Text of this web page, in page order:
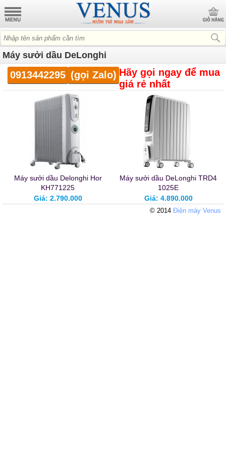
Máy sưởi dầu DeLonghi
Hãy gọi ngay
0913442295 (gọi Zalo)
để mua
giá rẻ nhất
Máy sưởi dầu Delonghi Hor
KH771225
Giá: 2.790.000
Máy sưởi dầu DeLonghi TRD4
1025E
Giá: 4.890.000
© 2014 Điện máy Venus